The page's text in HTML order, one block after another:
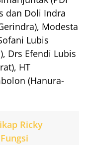
dan Doli Indra
Modesta
Lubis
Drs Efendi Lubis
HT
(Hanura-
Ricky